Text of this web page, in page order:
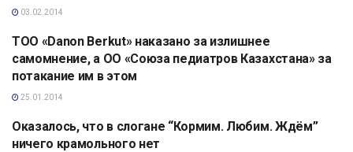
03.02.2014
АНАЛИТИКА
ТОО «Danon Berkut» наказано за излишнее
самомнение, а ОО «Союза педиатров Казахстана» за
потакание им в этом
25.01.2014
АНАЛИТИКА
Оказалось, что в слогане “Кормим. Любим. Ждём”
ничего крамольного нет